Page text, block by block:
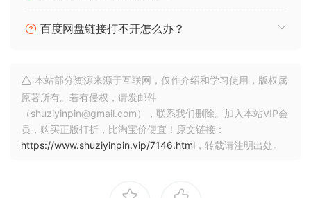
True Piano
Fabfilter
Waves 9
Ott
Camelcrusher
百度网盘链接打不开怎么办？
本站部分资源来源于互联网，仅作介绍和学习使用，版权属
原著所有。若有侵权，请发邮件
（shuziyinpin@gmail.com），联系我们删除。加入本站VIP会
员，购买正版打折，比淘宝价便宜！原文链接：
https://www.shuziyinpin.vip/7146.html ，转载请注明出处。